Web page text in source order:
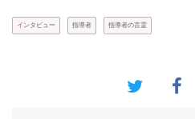
インタビュー 指導者 指導者の言霊